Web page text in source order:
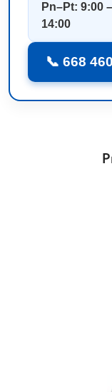
Pn–Pt: 9:00
14:00
📞 668
Pomiń